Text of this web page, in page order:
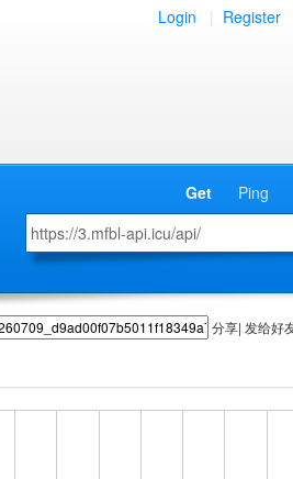
Login Register
Get Ping
分享| 发给好